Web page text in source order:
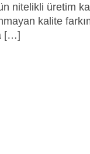
nitelikli üretim
kalite
[…]